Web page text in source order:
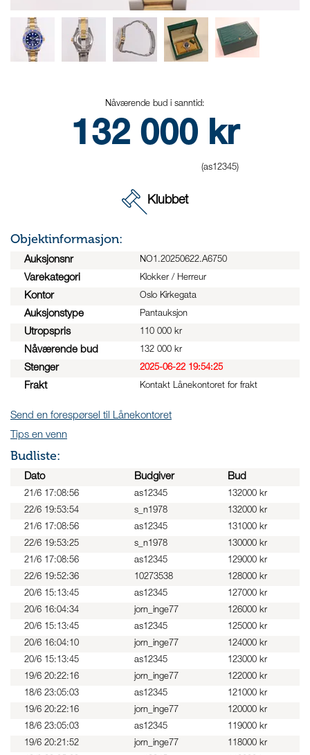
Nåværende bud i sanntid:
132 000 kr
(as12345)
Klubbet
Objektinformasjon:
Auksjonsnr NO1.20250622.A6750
Varekategori Klokker / Herreur
Kontor Oslo Kirkegata
Auksjonstype Pantauksjon
Utropspris 110 000 kr
Nåværende bud 132 000 kr
Stenger 2025-06-22 19:54:25
Frakt Kontakt Lånekontoret for frakt
Send en forespørsel til Lånekontoret
Tips en venn
Budliste:
Dato Budgiver Bud
21/6 17:08:56 as12345
132000 kr
22/6 19:53:54
s_n1978
132000 kr
21/6 17:08:56
as12345
131000 kr
22/6 19:53:25
s_n1978
130000 kr
21/6 17:08:56
as12345
129000 kr
22/6 19:52:36
10273538
128000 kr
20/6 15:13:45
as12345
127000 kr
20/6 16:04:34
jorn_inge77
126000 kr
20/6 15:13:45
as12345
125000 kr
20/6 16:04:10
jorn_inge77
124000 kr
20/6 15:13:45
as12345
123000 kr
19/6 20:22:16
jorn_inge77
122000 kr
18/6 23:05:03
as12345
121000 kr
19/6 20:22:16
jorn_inge77
120000 kr
18/6 23:05:03
as12345
119000 kr
19/6 20:21:52
jorn_inge77
118000 kr